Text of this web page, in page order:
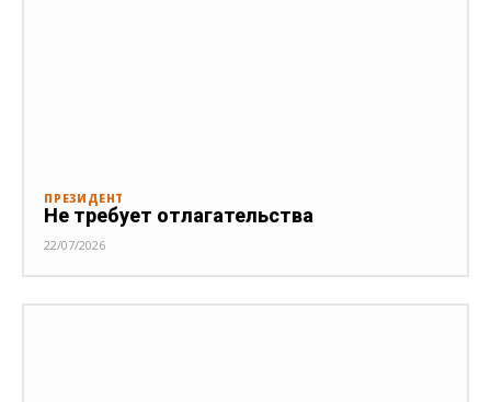
ПРЕЗИДЕНТ
Не требует отлагательства
22/07/2026